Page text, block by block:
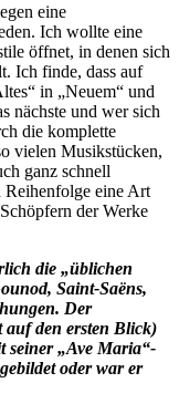
eine
Ich wollte eine
öffnet, in denen sich
Ich finde, dass auf
in „Neuem“ und
nächste und wer sich
die komplette
vielen Musikstücken,
ganz schnell
Reihenfolge eine Art
der Werke
die „üblichen
Saint-Saëns,
Der
auf den ersten Blick)
seiner „Ave Maria“-
oder war er